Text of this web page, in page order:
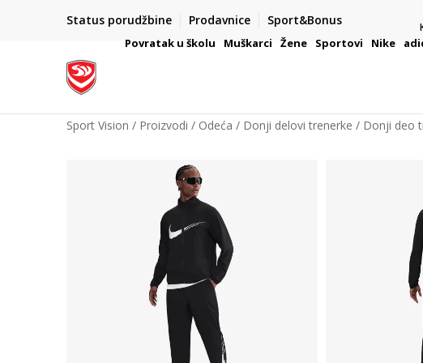
Status porudžbine Prodavnice Sport&Bonus
VAŽNO OBAVEŠTENJE ZA POTROŠAČE
Povratak u školu Muškarci Žene Sportovi Nike
Sport Vision Proizvodi Odeća Donji delovi trenerke Donji deo